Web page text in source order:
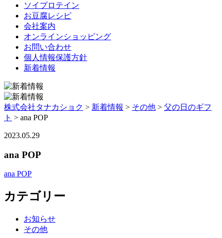
ソイプロテイン
お豆腐レシピ
会社案内
オンラインショッピング
お問い合わせ
個人情報保護方針
新着情報
株式会社タナカショク > 新着情報 > その他 > 父の日のギフ
ト > ana POP
2023.05.29
ana POP
ana POP
カテゴリー
お知らせ
その他